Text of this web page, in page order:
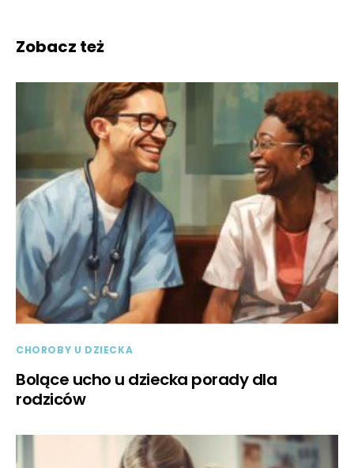
Zobacz też
CHOROBY U DZIECKA
Bolące ucho u dziecka porady dla
rodziców